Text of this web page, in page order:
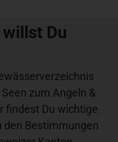
Du
zum Angeln &
findest Du wichtige
den Bestimmungen